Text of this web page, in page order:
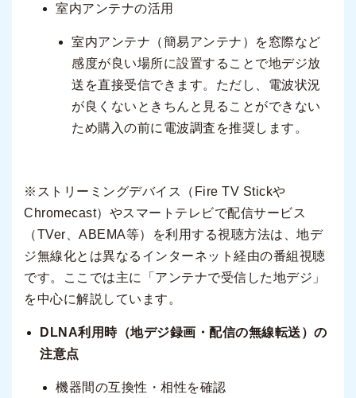
室内アンテナの活用
室内アンテナ（簡易アンテナ）を窓際など
感度が良い場所に設置することで地デジ放
送を直接受信できます。ただし、電波状況
が良くないときちんと見ることができない
ため購入の前に電波調査を推奨します。
※ストリーミングデバイス（Fire TV Stickや
Chromecast）やスマートテレビで配信サービス
（TVer、ABEMA等）を利用する視聴方法は、地デ
ジ無線化とは異なるインターネット経由の番組視聴
です。ここでは主に「アンテナで受信した地デジ」
を中心に解説しています。
DLNA利用時（地デジ録画・配信の無線転送）の
注意点
機器間の互換性・相性を確認